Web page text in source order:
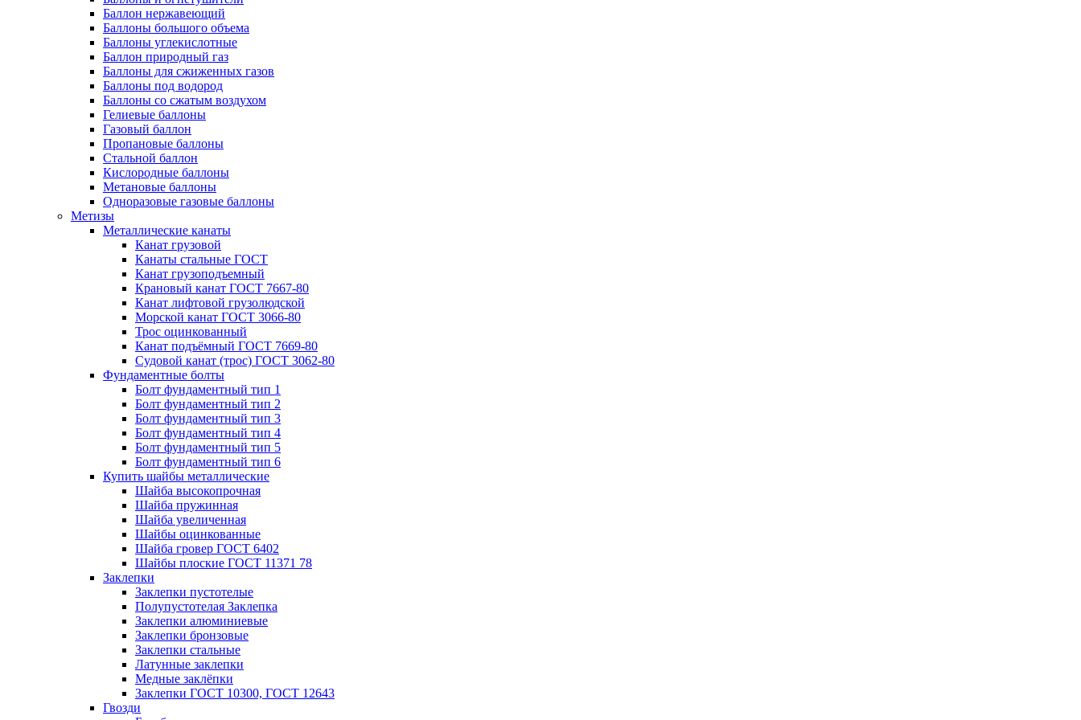
Баллон нержавеющий
Баллоны большого объема
Баллоны углекислотные
Баллон природный газ
Баллоны для сжиженных газов
Баллоны под водород
Баллоны со сжатым воздухом
Гелиевые баллоны
Газовый баллон
Пропановые баллоны
Стальной баллон
Кислородные баллоны
Метановые баллоны
Одноразовые газовые баллоны
Метизы
Металлические канаты
Канат грузовой
Канаты стальные ГОСТ
Канат грузоподъемный
Крановый канат ГОСТ 7667-80
Канат лифтовой грузолюдской
Морской канат ГОСТ 3066-80
Трос оцинкованный
Канат подъёмный ГОСТ 7669-80
Судовой канат (трос) ГОСТ 3062-80
Фундаментные болты
Болт фундаментный тип 1
Болт фундаментный тип 2
Болт фундаментный тип 3
Болт фундаментный тип 4
Болт фундаментный тип 5
Болт фундаментный тип 6
Купить шайбы металлические
Шайба высокопрочная
Шайба пружинная
Шайба увеличенная
Шайбы оцинкованные
Шайба гровер ГОСТ 6402
Шайбы плоские ГОСТ 11371 78
Заклепки
Заклепки пустотелые
Полупустотелая Заклепка
Заклепки алюминиевые
Заклепки бронзовые
Заклепки стальные
Латунные заклепки
Медные заклёпки
Заклепки ГОСТ 10300, ГОСТ 12643
Гвозди